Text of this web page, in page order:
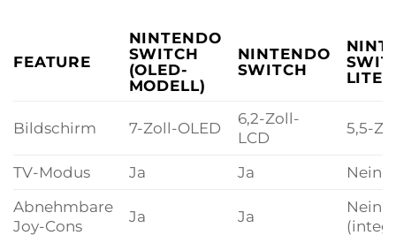
FEATURE
NINTENDO
SWITCH
(OLED-
MODELL)
NINTENDO
SWITCH
LITE
Bildschirm 7-Zoll-OLED
6,2-Zoll-
LCD
5,5-
TV-Modus Ja Ja
Nein
Abnehmbare
Joy-Cons
Ja Ja
Nein